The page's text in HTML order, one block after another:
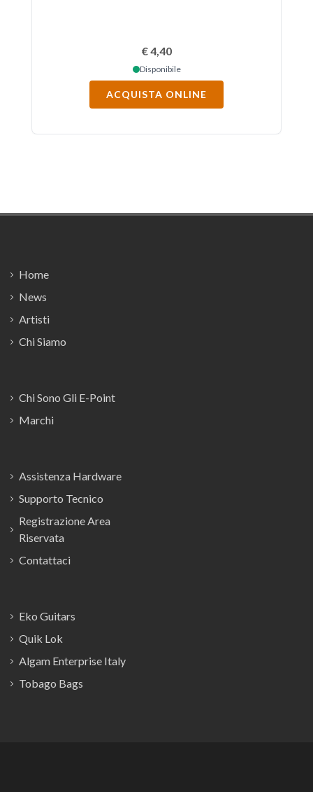
€ 4,40
Disponibile
ACQUISTA ONLINE
Home
News
Artisti
Chi Siamo
Chi Sono Gli E-Point
Marchi
Assistenza Hardware
Supporto Tecnico
Registrazione Area
Riservata
Contattaci
Eko Guitars
Quik Lok
Algam Enterprise Italy
Tobago Bags